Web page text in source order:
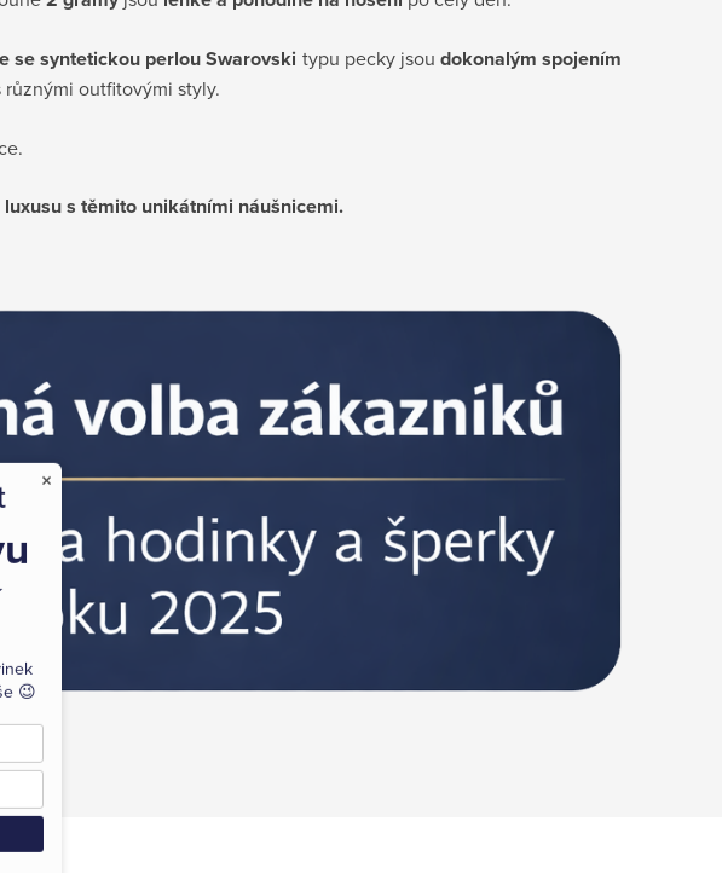
se syntetickou perlou Swarovski typu pecky jsou dokonalým spojením
outfitovými styly.
s těmito unikátními náušnicemi.
×
😉